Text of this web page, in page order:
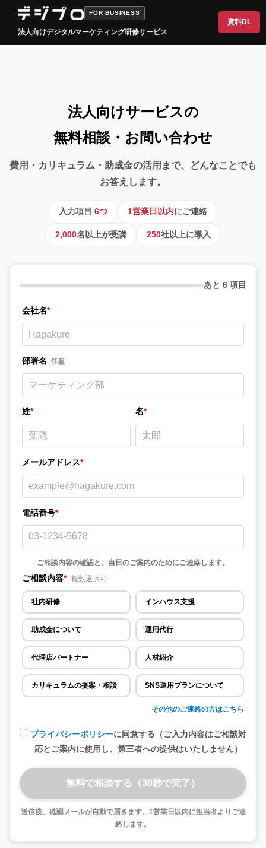
FOR BUSINESS
法人向けデジタルマーケティング研修サービス
資料DL
法人向けサービスの
無料相談・お問い合わせ
費用・カリキュラム・助成金の活用まで、どんなことでも
お答えします。
入力項目 6つ 1営業日以内にご連絡
2,000名以上が受講 250社以上に導入
あと 6 項目
会社名*
部署名 任意
姓* 名*
メールアドレス*
電話番号*
ご相談内容の確認と、当日のご案内のためにご連絡します。
ご相談内容* 複数選択可
社内研修 インハウス支援
助成金について 運用代行
代理店パートナー 人材紹介
カリキュラムの提案・相談 SNS運用プランについて
その他のご連絡の方はこちら
プライバシーポリシーに同意する（ご入力内容はご相談対
応とご案内に使用し、第三者への提供はいたしません）
送信後、確認メールが自動で届きます。1営業日以内に担当者よりご連
絡します。